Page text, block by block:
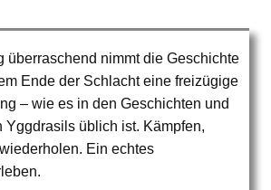
überraschend nimmt die Geschichte
Ende der Schlacht eine freizügige
– wie es in den Geschichten und
Yggdrasils üblich ist. Kämpfen,
Ein echtes